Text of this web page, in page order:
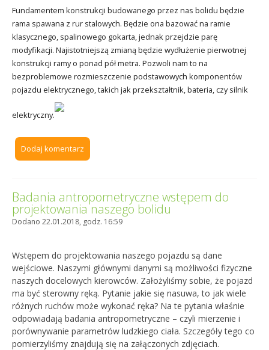
Fundamentem konstrukcji budowanego przez nas bolidu będzie
rama spawana z rur stalowych. Będzie ona bazować na ramie
klasycznego, spalinowego gokarta, jednak przejdzie parę
modyfikacji. Najistotniejszą zmianą będzie wydłużenie pierwotnej
konstrukcji ramy o ponad pół metra. Pozwoli nam to na
bezproblemowe rozmieszczenie podstawowych komponentów
pojazdu elektrycznego, takich jak przekształtnik, bateria, czy silnik
elektryczny.
Dodaj komentarz
Badania antropometryczne wstępem do
projektowania naszego bolidu
Dodano 22.01.2018, godz. 16:59
Wstępem do projektowania naszego pojazdu są dane
wejściowe. Naszymi głównymi danymi są możliwości fizyczne
naszych docelowych kierowców. Założyliśmy sobie, że pojazd
ma być sterowny ręką. Pytanie jakie się nasuwa, to jak wiele
różnych ruchów może wykonać ręka? Na te pytania właśnie
odpowiadają badania antropometryczne – czyli mierzenie i
porównywanie parametrów ludzkiego ciała. Szczegóły tego co
pomierzyliśmy znajdują się na załączonych zdjęciach.